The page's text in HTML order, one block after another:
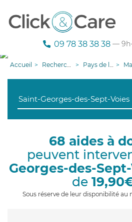
09 78 38 38 38 —
Accueil Recherche aide à domicile Pays de la Loire
68 aides à
peuvent
Georges-des-
de
Sous réserve de leur disponibilité